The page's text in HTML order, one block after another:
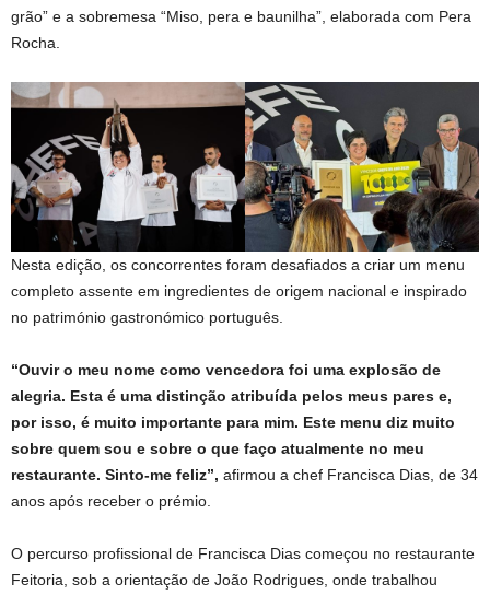
grão” e a sobremesa “Miso, pera e baunilha”, elaborada com Pera
Rocha.
Nesta edição, os concorrentes foram desafiados a criar um menu
completo assente em ingredientes de origem nacional e inspirado
no património gastronómico português.
“Ouvir o meu nome como vencedora foi uma explosão de
alegria. Esta é uma distinção atribuída pelos meus pares e,
por isso, é muito importante para mim. Este menu diz muito
sobre quem sou e sobre o que faço atualmente no meu
restaurante. Sinto-me feliz”, afirmou a chef Francisca Dias, de 34
anos após receber o prémio.
O percurso profissional de Francisca Dias começou no restaurante
Feitoria, sob a orientação de João Rodrigues, onde trabalhou